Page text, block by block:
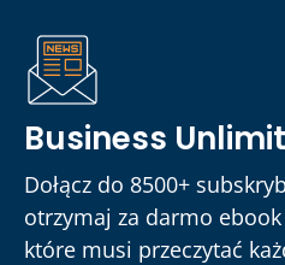
Business
Dołącz do 8500+
otrzymaj za darmo
które musi przeczytać